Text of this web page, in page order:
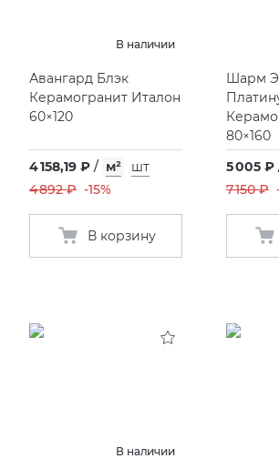
В наличии
Авангард Блэк
Керамогранит Италон
60×120
4 158,19 ₽ / м²
шт
4 892 ₽ -15%
В корзину
Шарм
80×160
5 005 ₽
7 150 ₽
В наличии